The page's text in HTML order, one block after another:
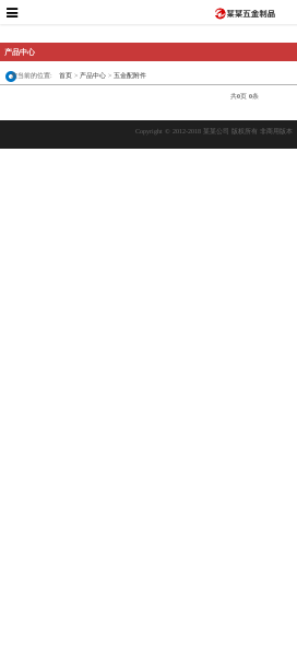
产品中心
您当前的位置: 首页> 产品中心 > 五金配附件
共0页 0条
Copyright © 2012-2018 某某公司 版权所有 非商用版本